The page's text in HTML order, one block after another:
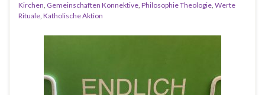
Kirchen Gemeinschaften Konnektive Philosophie Theologie Werte
Rituale Katholische Aktion